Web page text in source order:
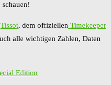
Tissot, dem offiziellen Timekeeper
alle wichtigen Zahlen, Daten